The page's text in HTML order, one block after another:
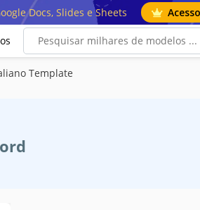
Docs, Slides e Sheets
Template